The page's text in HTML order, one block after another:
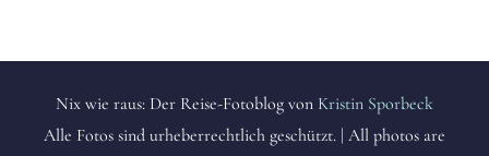
Nix wie raus: Der Reise-Fotoblog von Kristin Sporbeck
Alle Fotos sind urheberrechtlich geschützt. | All photos are